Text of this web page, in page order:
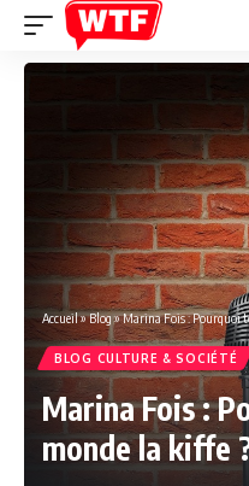
Accueil»Blog»Marina Fois : Pourquoi
BLOG CULTURE & SOCIÉTÉ
Marina Fois :
monde la kiffe